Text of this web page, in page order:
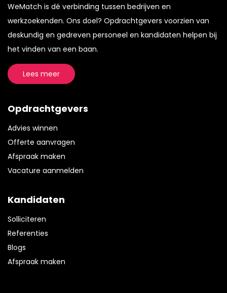
WeMatch is dé verbinding tussen bedrijven en
werkzoekenden. Ons doel? Opdrachtgevers voorzien van
deskundig en gedreven personeel en kandidaten helpen bij
het vinden van een baan.
Lees meer
Opdrachtgevers
Advies winnen
Offerte aanvragen
Afspraak maken
Vacature aanmelden
Kandidaten
Solliciteren
Referenties
Blogs
Afspraak maken